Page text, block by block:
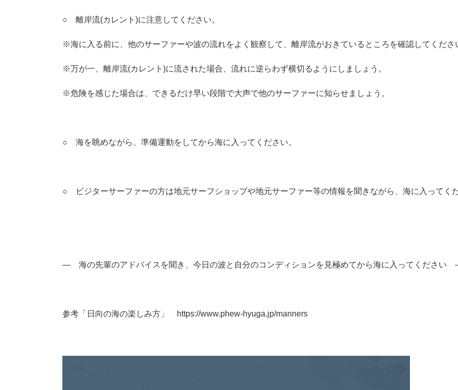
○ 離岸流(カレント)に注意してください。
※海に入る前に、他のサーファーや波の流れをよく観察して、離岸流がおきているところを確認してくださ
※万が一、離岸流(カレント)に流された場合、流れに逆らわず横切るようにしましょう。
※危険を感じた場合は、できるだけ早い段階で大声で他のサーファーに知らせましょう。
○ 海を眺めながら、準備運動をしてから海に入ってください。
○ ビジターサーファーの方は地元サーフショップや地元サーファー等の情報を聞きながら、海に入ってくだ
― 海の先輩のアドバイスを聞き、今日の波と自分のコンディションを見極めてから海に入ってください
参考「日向の海の楽しみ方」 https://www.phew-hyuga.jp/manners